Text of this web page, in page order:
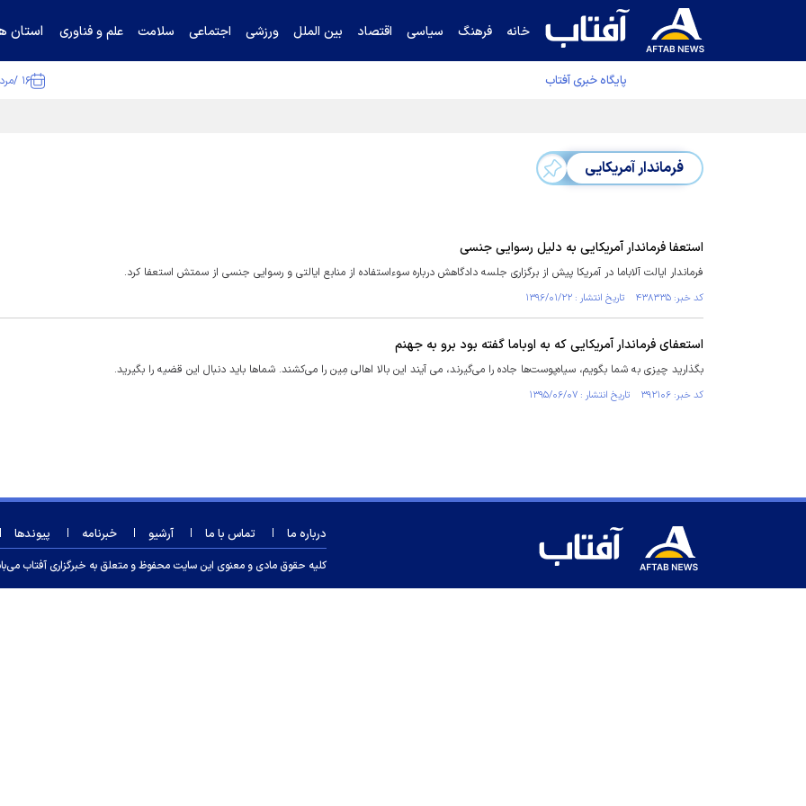
خانه فرهنگ سیاسی اقتصاد بین الملل ورزشی اجتماعی سلامت علم و فناوری استان
پایگاه خبری آفتاب ۱۶ /مرداد /۱۴۰۵
فرماندار آمریکایی
استعفا فرماندار آمریکایی به دلیل رسوایی جنسی
فرماندار ایالت آلاباما در آمریکا پیش از برگزاری جلسه دادگاهش درباره سوءاستفاده از منابع ایالتی و رسوایی جنسی از سمتش استعفا کرد.
کد خبر: ۴۳۸۳۳۵ تاریخ انتشار : ۱۳۹۶/۰۱/۲۲
استعفای فرماندار آمریکایی که به اوباما گفته بود برو به جهنم
بگذارید چیزی به شما بگویم، سیاه‌پوست‌ها جاده را می‌گیرند، می آیند این بالا اهالی مِین را می‌کشند. شماها باید دنبال این قضیه را بگیرید.
کد خبر: ۳۹۲۱۰۶ تاریخ انتشار : ۱۳۹۵/۰۶/۰۷
درباره ما تماس با ما آرشیو خبرنامه پیوندها
کلیه حقوق مادی و معنوی این سایت محفوظ و متعلق به خبرگزاری آفتاب